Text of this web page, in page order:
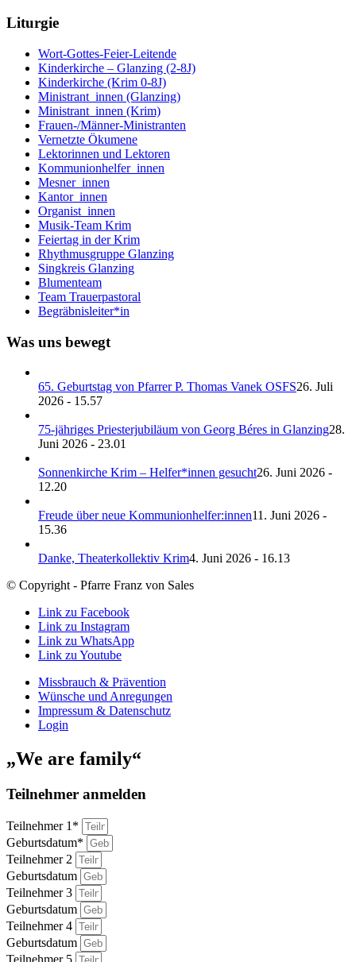
Liturgie
Wort-Gottes-Feier-Leitende
Kinderkirche – Glanzing (2-8J)
Kinderkirche (Krim 0-8J)
Ministrant_innen (Glanzing)
Ministrant_innen (Krim)
Frauen-/Männer-Ministranten
Vernetzte Ökumene
Lektorinnen und Lektoren
Kommunionhelfer_innen
Mesner_innen
Kantor_innen
Organist_innen
Musik-Team Krim
Feiertag in der Krim
Rhythmusgruppe Glanzing
Singkreis Glanzing
Blumenteam
Team Trauerpastoral
Begräbnisleiter*in
Was uns bewegt
65. Geburtstag von Pfarrer P. Thomas Vanek OSFS26. Juli
2026 - 15.57
75-jähriges Priesterjubiläum von Georg Béres in Glanzing28.
Juni 2026 - 23.01
Sonnenkirche Krim – Helfer*innen gesucht26. Juni 2026 -
12.20
Freude über neue Kommunionhelfer:innen11. Juni 2026 -
15.36
Danke, Theaterkollektiv Krim4. Juni 2026 - 16.13
© Copyright - Pfarre Franz von Sales
Link zu Facebook
Link zu Instagram
Link zu WhatsApp
Link zu Youtube
Missbrauch & Prävention
Wünsche und Anregungen
Impressum & Datenschutz
Login
„We are family“
Teilnehmer anmelden
Teilnehmer 1*
Geburtsdatum*
Teilnehmer 2
Geburtsdatum
Teilnehmer 3
Geburtsdatum
Teilnehmer 4
Geburtsdatum
Teilnehmer 5